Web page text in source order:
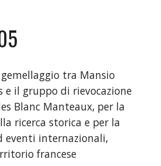
tra Mansio
e il gruppo di rievocazione
Blanc Manteaux, per la
ricerca storica e per la
eventi internazionali,
francese